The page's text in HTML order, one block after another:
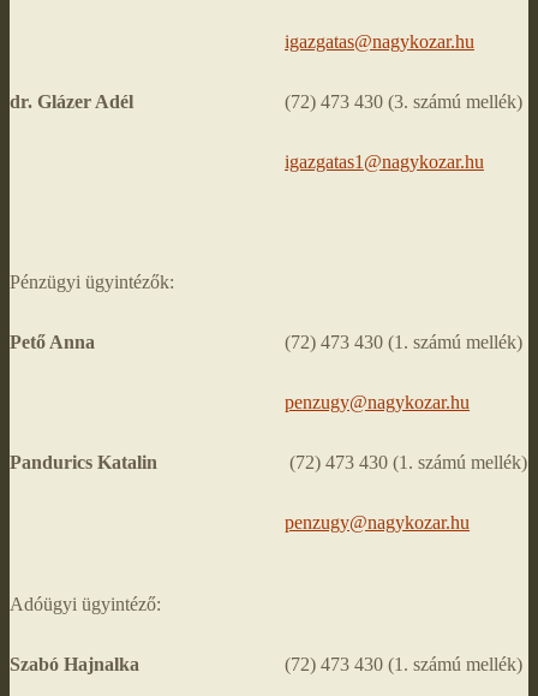
igazgatas@nagykozar.hu
dr. Glázer Adél (72) 473 430 (3. számú mellék)
igazgatas1@nagykozar.hu
Pénzügyi ügyintézők:
Pető Anna (72) 473 430 (1. számú mellék)
penzugy@nagykozar.hu
Pandurics Katalin (72) 473 430 (1. számú mellék)
penzugy@nagykozar.hu
Adóügyi ügyintéző:
Szabó Hajnalka (72) 473 430 (1. számú mellék)